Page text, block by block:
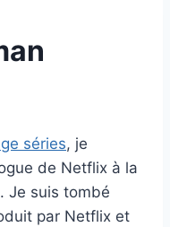
séries, je
de Netflix à la
Je suis tombé
par Netflix et